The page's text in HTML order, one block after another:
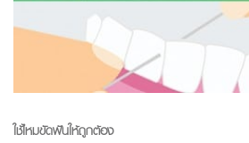
ใช้ไหมขัดฟันให้ถูกต้อง